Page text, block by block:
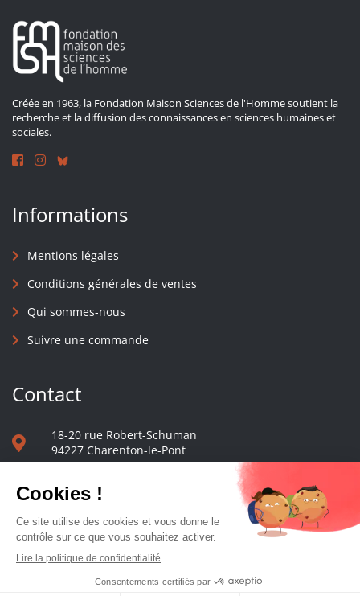
Créée en 1963, la Fondation Maison Sciences de l'Homme soutient la
recherche et la diffusion des connaissances en sciences humaines et
sociales.
Informations
Mentions légales
Conditions générales de ventes
Qui sommes-nous
Suivre une commande
Contact
18-20 rue Robert-Schuman
94227 Charenton-le-Pont